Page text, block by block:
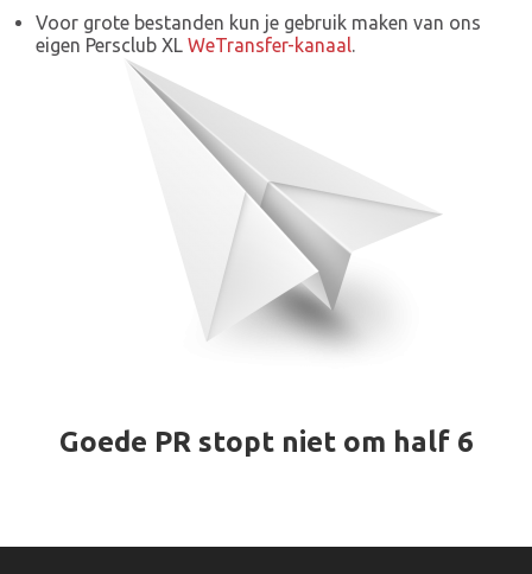
Voor grote bestanden kun je gebruik maken van ons
eigen Persclub XL WeTransfer-kanaal.
Goede PR stopt niet om half 6